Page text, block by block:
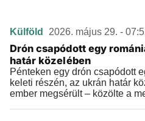
Külföld 2026. május 29. -
Drón csapódott egy
határ közelében
Pénteken egy drón csapódott
keleti részén, az ukrán határ
ember megsérült – közölte a